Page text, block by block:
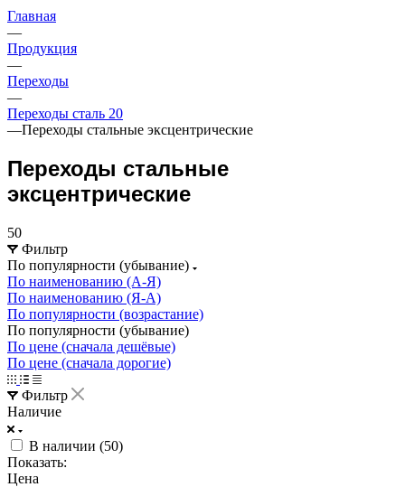
Главная
—
Продукция
—
Переходы
—
Переходы сталь 20
—Переходы стальные эксцентрические
Переходы стальные
эксцентрические
50
Фильтр
По популярности (убывание)
По наименованию (А-Я)
По наименованию (Я-А)
По популярности (возрастание)
По популярности (убывание)
По цене (сначала дешёвые)
По цене (сначала дорогие)
Фильтр
Наличие
В наличии (50)
Показать:
Цена